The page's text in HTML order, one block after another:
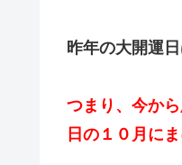
昨年の大開運
つまり、今か
日の１０月に